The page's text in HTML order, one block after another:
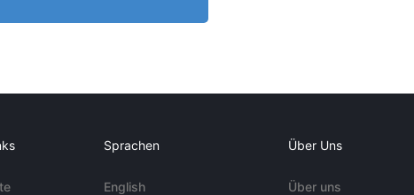
Sprachen
English
Über Uns
Über uns